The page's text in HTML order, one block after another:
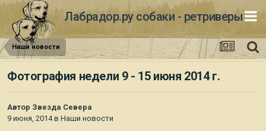
Лабрадор.ру собаки - ретриверы
Наши новости
Фотография недели 9 - 15 июня 2014 г.
Автор Звезда Севера
9 июня, 2014в Наши новости